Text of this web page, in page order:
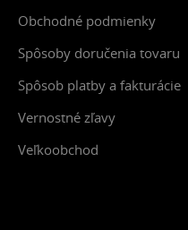
Obchodné podmienky
Spôsoby doručenia tovaru
Spôsob platby a fakturácie
Vernostné zľavy
Veľkoobchod